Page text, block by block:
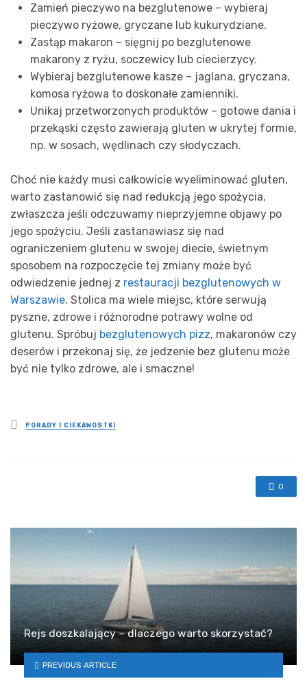
Zamień pieczywo na bezglutenowe – wybieraj
pieczywo ryżowe, gryczane lub kukurydziane.
Zastąp makaron – sięgnij po bezglutenowe
makarony z ryżu, soczewicy lub ciecierzycy.
Wybieraj bezglutenowe kasze – jaglana, gryczana,
komosa ryżowa to doskonałe zamienniki.
Unikaj przetworzonych produktów – gotowe dania i
przekąski często zawierają gluten w ukrytej formie,
np. w sosach, wędlinach czy słodyczach.
Choć nie każdy musi całkowicie wyeliminować gluten,
warto zastanowić się nad redukcją jego spożycia,
zwłaszcza jeśli odczuwamy nieprzyjemne objawy po
jego spożyciu. Jeśli zastanawiasz się nad
ograniczeniem glutenu w swojej diecie, świetnym
sposobem na rozpoczęcie tej zmiany może być
odwiedzenie jednej z restauracji bezglutenowych w
Warszawie. Stolica ma wiele miejsc, które serwują
pyszne, zdrowe i różnorodne potrawy wolne od
glutenu. Spróbuj bezglutenowych pizz, makaronów czy
deserów i przekonaj się, że jedzenie bez glutenu może
być nie tylko zdrowe, ale i smaczne!
Posted
in
PORADY I CIEKAWOSTKI
0
Rejs doszkalający – dlaczego warto skorzystać?
PREVIOUS ARTICLE